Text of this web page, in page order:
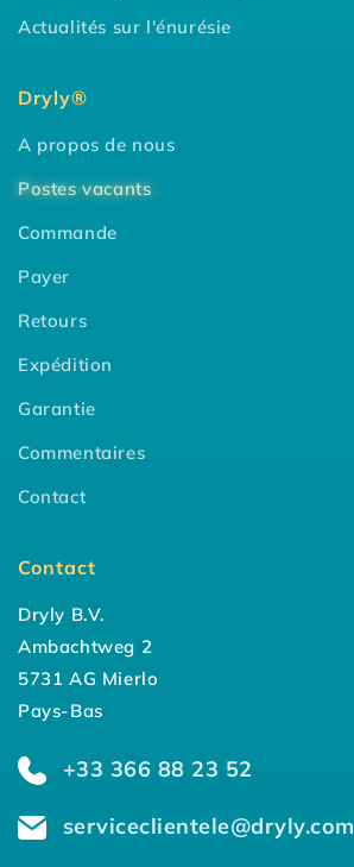
Actualités sur l'énurésie
Dryly®
A propos de nous
Postes vacants
Commande
Payer
Retours
Expédition
Garantie
Commentaires
Contact
Contact
Dryly B.V.
Ambachtweg 2
5731 AG Mierlo
Pays-Bas
+33 366 88 23 52
serviceclientele@dryly.com